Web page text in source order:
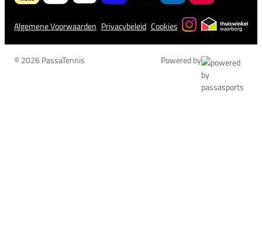
Algemene Voorwaarden Privacybeleid Cookies
© 2026 PassaTennis Powered by